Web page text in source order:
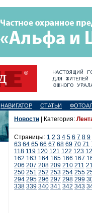
НАВИГАТОР СТАТЬИ
Новости | Категория:
Страницы: 1 2 3 4 5 6 7 8 9
63 64 65 66 67 68 69 70 71
118 119 120 121 122 123
162 163 164 165 166 167
206 207 208 209 210 211
250 251 252 253 254 255
294 295 296 297 298 299
338 339 340 341 342 343